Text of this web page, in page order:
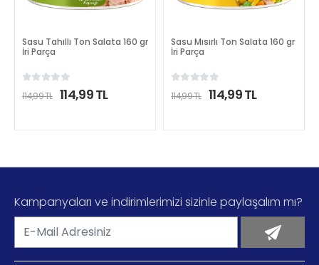
Sasu Tahıllı Ton Salata 160 gr
İri Parça
114,99 TL 114,99 TL
Sasu Mısırlı Ton Salata 160 gr
İri Parça
114,99 TL 114,99 TL
Kampanyaları ve indirimlerimizi sizinle paylaşalım mı?